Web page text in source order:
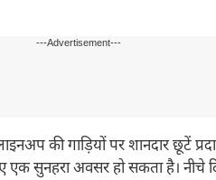
---Advertisement---
की गाड़ियों पर शानदार छूटें
एक सुनहरा अवसर हो सकता है।